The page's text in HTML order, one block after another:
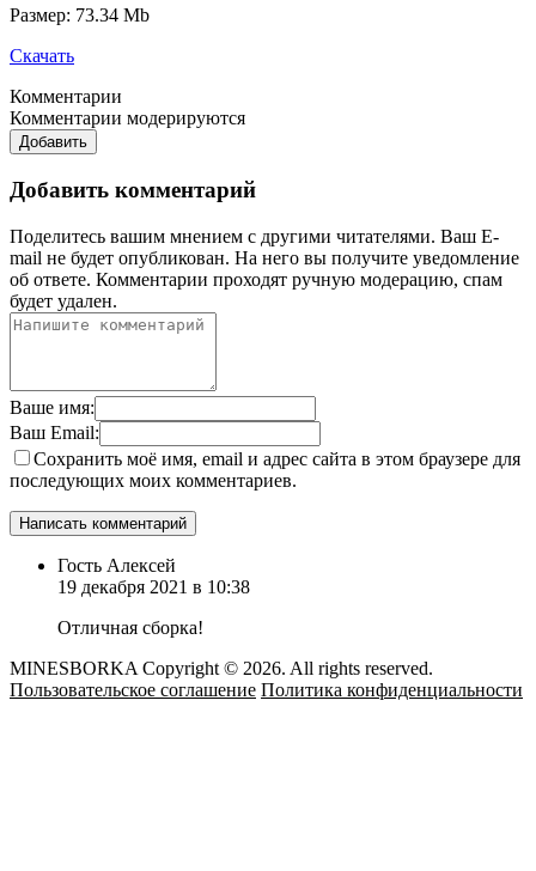
Размер: 73.34 Mb
Скачать
Комментарии
Комментарии модерируются
Добавить
Добавить комментарий
Поделитесь вашим мнением с другими читателями. Ваш E-
mail не будет опубликован. На него вы получите уведомление
об ответе. Комментарии проходят ручную модерацию, спам
будет удален.
Ваше имя:
Ваш Email:
Сохранить моё имя, email и адрес сайта в этом браузере для
последующих моих комментариев.
Гость Алексей
19 декабря 2021 в 10:38
Отличная сборка!
MINESBORKA Copyright © 2026. All rights reserved.
Пользовательское соглашение Политика конфиденциальности